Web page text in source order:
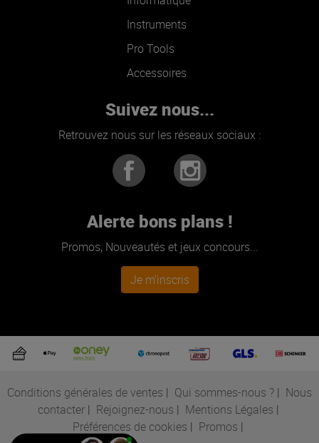
Instruments
Pro Tools
Accessoires
Suivez nous...
Retrouvez nous sur les réseaux sociaux :
Alerte bons plans !
Promos, Nouveautés et jeux concours...
Je m'inscris
Conditions générales de ventes | Qui sommes-nous ? | Nous
contacter| Rejoignez-nous | Mentions Légales |
Préférences de cookies | Promos |